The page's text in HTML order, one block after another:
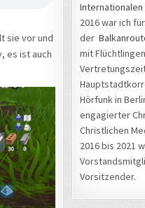
sie vor und
es ist auch
2016 war ich
der
mit
Hörfunk in
engagierter
Christlichen
2016 bis 2021
Vorsitzender.